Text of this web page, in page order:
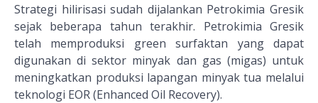
Strategi hilirisasi sudah dijalankan Petrokimia Gresik
sejak beberapa tahun terakhir. Petrokimia Gresik
telah memproduksi green surfaktan yang dapat
digunakan di sektor minyak dan gas (migas) untuk
meningkatkan produksi lapangan minyak tua melalui
teknologi EOR (Enhanced Oil Recovery).